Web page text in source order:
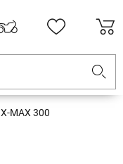
X-MAX 300